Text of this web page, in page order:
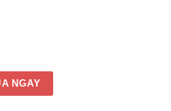
4 người ngồi vách ngăn kèm tủ phụ
NGAY